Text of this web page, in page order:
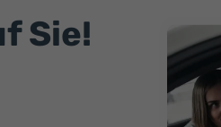
Sie!